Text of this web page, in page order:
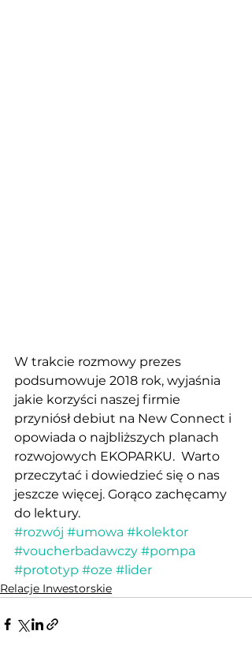
W trakcie rozmowy prezes
podsumowuje 2018 rok, wyjaśnia
jakie korzyści naszej firmie
przyniósł debiut na New Connect i
opowiada o najbliższych planach
rozwojowych EKOPARKU.  Warto
przeczytać i dowiedzieć się o nas
jeszcze więcej. Gorąco zachęcamy
do lektury.
#rozwój #umowa #kolektor
#voucherbadawczy #pompa
#prototyp #oze #lider
Relacje Inwestorskie